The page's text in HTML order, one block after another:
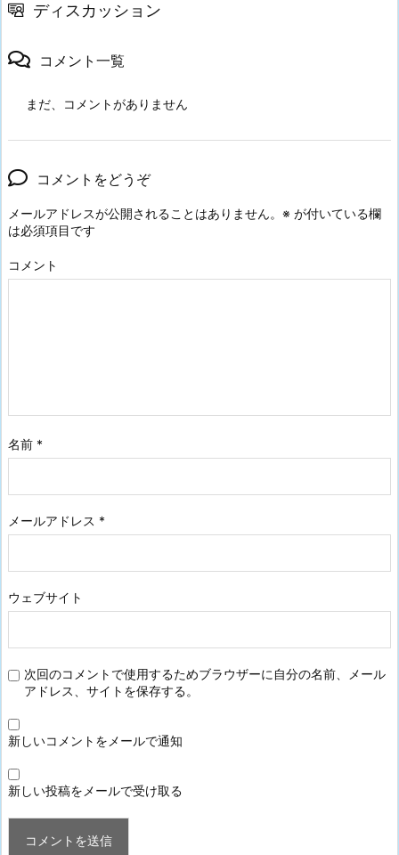
ディスカッション
コメント一覧
まだ、コメントがありません
コメントをどうぞ
メールアドレスが公開されることはありません。 ※ が付いている欄
は必須項目です
コメント
名前 *
メールアドレス *
ウェブサイト
次回のコメントで使用するためブラウザーに自分の名前、メール
アドレス、サイトを保存する。
新しいコメントをメールで通知
新しい投稿をメールで受け取る